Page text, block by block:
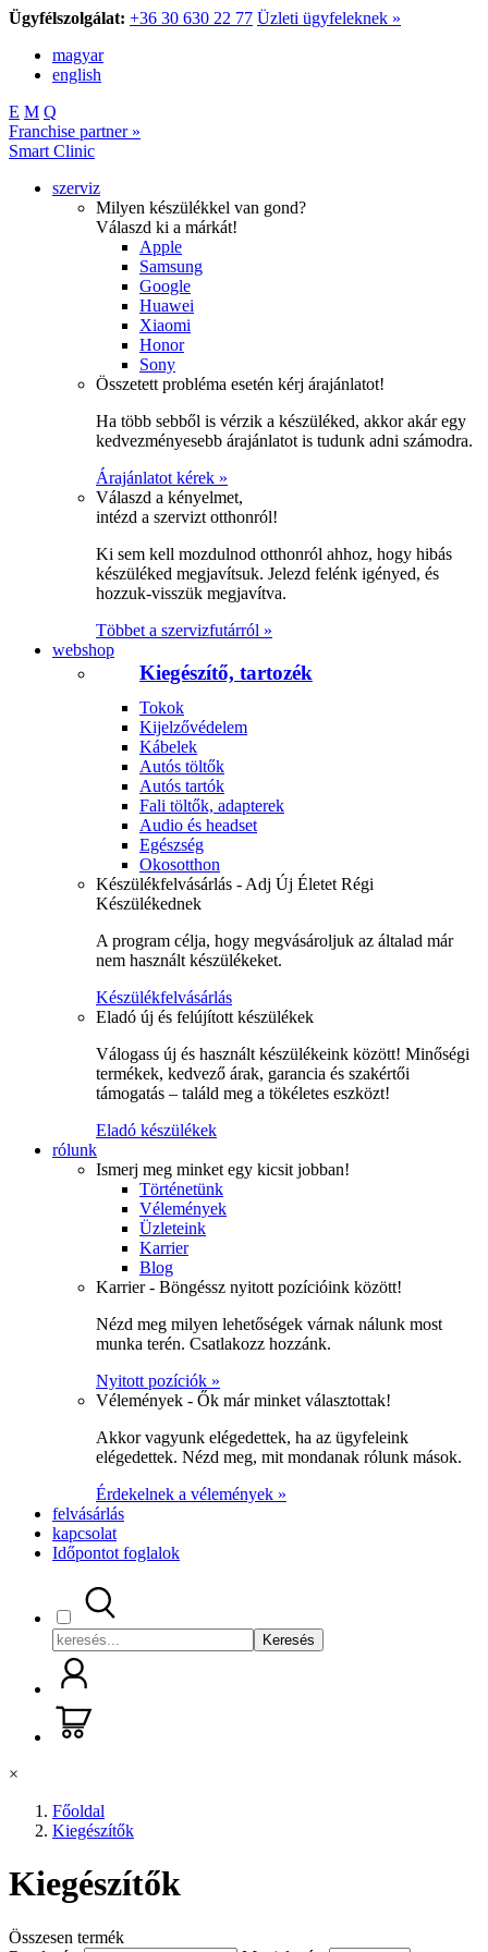
Ügyfélszolgálat: +36 30 630 22 77 Üzleti ügyfeleknek »
magyar
english
E M Q
Franchise partner »
Smart Clinic
szerviz
Milyen készülékkel van gond?
Válaszd ki a márkát!
Apple
Samsung
Google
Huawei
Xiaomi
Honor
Sony
Összetett probléma esetén kérj árajánlatot!
Ha több sebből is vérzik a készüléked, akkor akár egy
kedvezményesebb árajánlatot is tudunk adni számodra.
Árajánlatot kérek »
Válaszd a kényelmet,
intézd a szervizt otthonról!
Ki sem kell mozdulnod otthonról ahhoz, hogy hibás
készüléked megjavítsuk. Jelezd felénk igényed, és
hozzuk-visszük megjavítva.
Többet a szervizfutárról »
webshop
Kiegészítő, tartozék
Tokok
Kijelzővédelem
Kábelek
Autós töltők
Autós tartók
Fali töltők, adapterek
Audio és headset
Egészség
Okosotthon
Készülékfelvásárlás - Adj Új Életet Régi
Készülékednek
A program célja, hogy megvásároljuk az általad már
nem használt készülékeket.
Készülékfelvásárlás
Eladó új és felújított készülékek
Válogass új és használt készülékeink között! Minőségi
termékek, kedvező árak, garancia és szakértői
támogatás – találd meg a tökéletes eszközt!
Eladó készülékek
rólunk
Ismerj meg minket egy kicsit jobban!
Történetünk
Vélemények
Üzleteink
Karrier
Blog
Karrier - Böngéssz nyitott pozícióink között!
Nézd meg milyen lehetőségek várnak nálunk most
munka terén. Csatlakozz hozzánk.
Nyitott pozíciók »
Vélemények - Ők már minket választottak!
Akkor vagyunk elégedettek, ha az ügyfeleink
elégedettek. Nézd meg, mit mondanak rólunk mások.
Érdekelnek a vélemények »
felvásárlás
kapcsolat
Időpontot foglalok
Keresés
×
Főoldal
Kiegészítők
Kiegészítők
Összesen termék